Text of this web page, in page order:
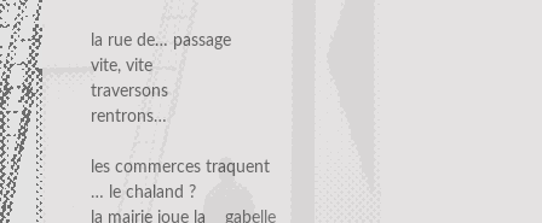
la rue de… passage
vite, vite
traversons
rentrons…
les commerces traquent
… le chaland ?
la mairie joue la
__gabelle